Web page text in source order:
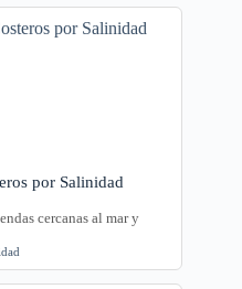
por Salinidad
cercanas al mar y